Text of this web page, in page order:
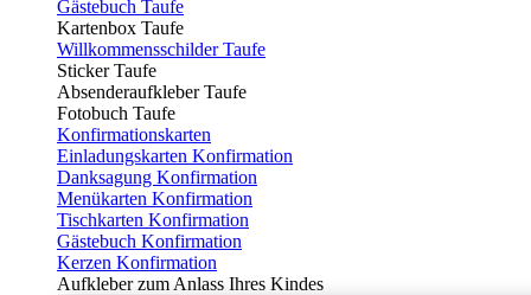
Gästebuch Taufe
Kartenbox Taufe
Willkommensschilder Taufe
Sticker Taufe
Absenderaufkleber Taufe
Fotobuch Taufe
Konfirmationskarten
Einladungskarten Konfirmation
Danksagung Konfirmation
Menükarten Konfirmation
Tischkarten Konfirmation
Gästebuch Konfirmation
Kerzen Konfirmation
Aufkleber zum Anlass Ihres Kindes